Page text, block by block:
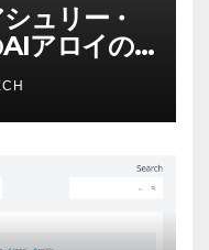
ュリー・
アロイの
パフォー
に不安を